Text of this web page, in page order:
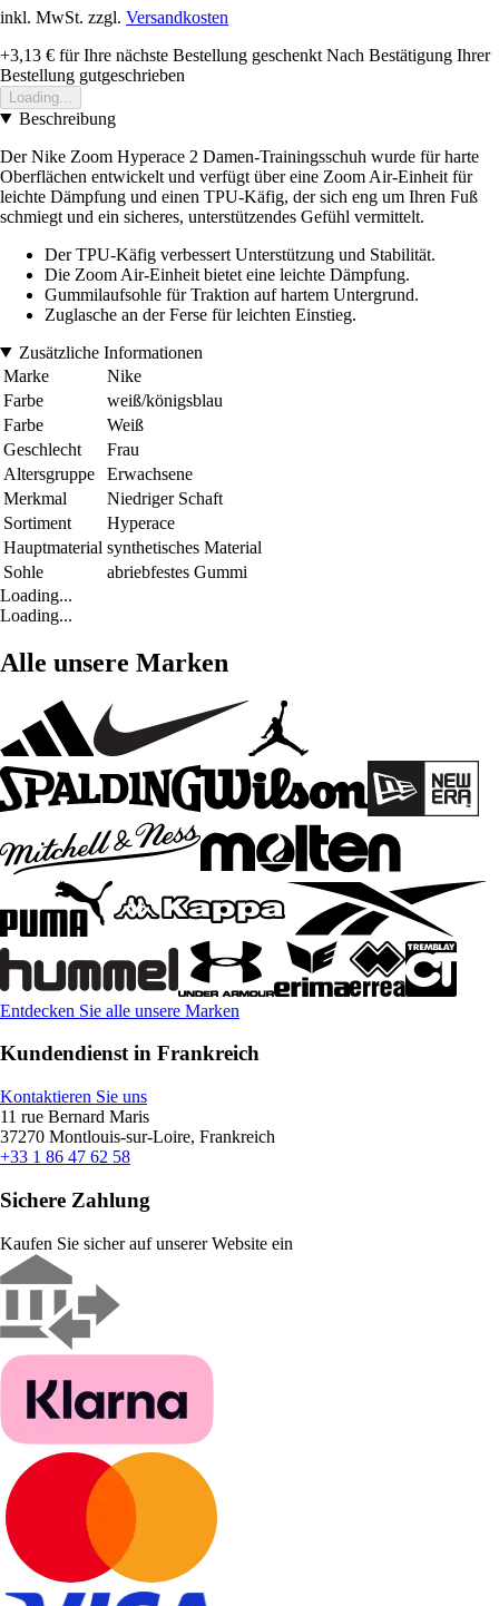
inkl. MwSt. zzgl. Versandkosten
+3,13 € für Ihre nächste Bestellung geschenkt Nach Bestätigung Ihrer
Bestellung gutgeschrieben
Loading...
Beschreibung
Der Nike Zoom Hyperace 2 Damen-Trainingsschuh wurde für harte
Oberflächen entwickelt und verfügt über eine Zoom Air-Einheit für
leichte Dämpfung und einen TPU-Käfig, der sich eng um Ihren Fuß
schmiegt und ein sicheres, unterstützendes Gefühl vermittelt.
Der TPU-Käfig verbessert Unterstützung und Stabilität.
Die Zoom Air-Einheit bietet eine leichte Dämpfung.
Gummilaufsohle für Traktion auf hartem Untergrund.
Zuglasche an der Ferse für leichten Einstieg.
Zusätzliche Informationen
Marke
Nike
Farbe
weiß/königsblau
Farbe
Weiß
Geschlecht
Frau
Altersgruppe
Erwachsene
Merkmal
Niedriger Schaft
Sortiment
Hyperace
Hauptmaterial synthetisches Material
Sohle
abriebfestes Gummi
Loading...
Loading...
Alle unsere Marken
Entdecken Sie alle unsere Marken
Kundendienst in Frankreich
Kontaktieren Sie uns
11 rue Bernard Maris
37270 Montlouis-sur-Loire, Frankreich
+33 1 86 47 62 58
Sichere Zahlung
Kaufen Sie sicher auf unserer Website ein